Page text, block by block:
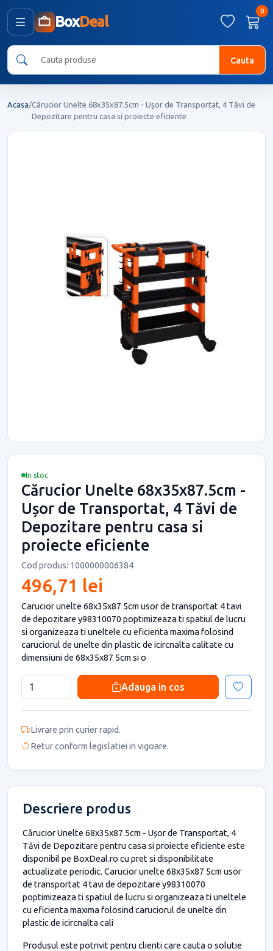
BoxDeal
0
Cauta
Acasa/Cărucior Unelte 68x35x87.5cm - Ușor de Transportat, 4 Tăvi de
Depozitare pentru casa si proiecte eficiente
In stoc
Cărucior Unelte 68x35x87.5cm -
Ușor de Transportat, 4 Tăvi de
Depozitare pentru casa si
proiecte eficiente
Cod produs: 1000000006384
496,71 lei
Carucior unelte 68x35x87 5cm usor de transportat 4 tavi
de depozitare y98310070 poptimizeaza ti spatiul de lucru
si organizeaza ti uneltele cu eficienta maxima folosind
caruciorul de unelte din plastic de icircnalta calitate cu
dimensiuni de 68x35x87 5cm si o
Adauga in cos
Livrare prin curier rapid.
Retur conform legislatiei in vigoare.
Descriere produs
Cărucior Unelte 68x35x87.5cm - Ușor de Transportat, 4
Tăvi de Depozitare pentru casa si proiecte eficiente este
disponibil pe BoxDeal.ro cu pret si disponibilitate
actualizate periodic. Carucior unelte 68x35x87 5cm usor
de transportat 4 tavi de depozitare y98310070
poptimizeaza ti spatiul de lucru si organizeaza ti uneltele
cu eficienta maxima folosind caruciorul de unelte din
plastic de icircnalta cali
Produsul este potrivit pentru clienti care cauta o solutie